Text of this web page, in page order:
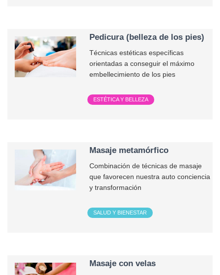
Pedicura (belleza de los pies)
Técnicas estéticas específicas
orientadas a conseguir el máximo
embellecimiento de los pies
ESTÉTICA Y BELLEZA
Masaje metamórfico
Combinación de técnicas de masaje
que favorecen nuestra auto conciencia
y transformación
SALUD Y BIENESTAR
Masaje con velas